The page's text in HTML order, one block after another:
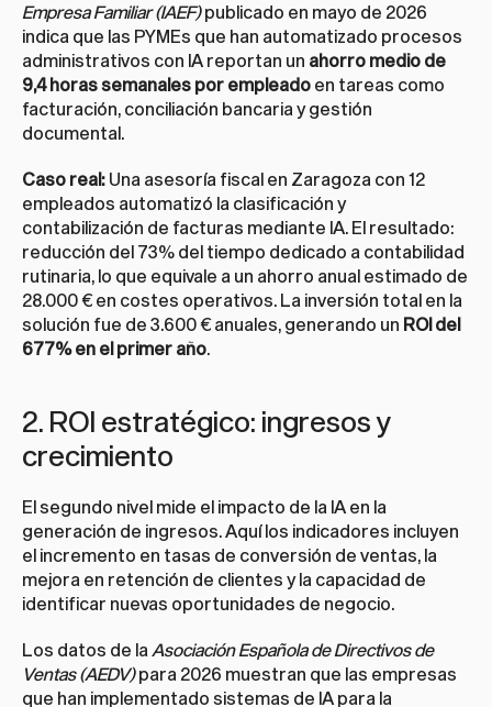
Empresa Familiar (IAEF) publicado en mayo de 2026
indica que las PYMEs que han automatizado procesos
administrativos con IA reportan un ahorro medio de
9,4 horas semanales por empleado en tareas como
facturación, conciliación bancaria y gestión
documental.
Caso real: Una asesoría fiscal en Zaragoza con 12
empleados automatizó la clasificación y
contabilización de facturas mediante IA. El resultado:
reducción del 73% del tiempo dedicado a contabilidad
rutinaria, lo que equivale a un ahorro anual estimado de
28.000 € en costes operativos. La inversión total en la
solución fue de 3.600 € anuales, generando un ROI del
677% en el primer año.
2. ROI estratégico: ingresos y
crecimiento
El segundo nivel mide el impacto de la IA en la
generación de ingresos. Aquí los indicadores incluyen
el incremento en tasas de conversión de ventas, la
mejora en retención de clientes y la capacidad de
identificar nuevas oportunidades de negocio.
Los datos de la Asociación Española de Directivos de
Ventas (AEDV) para 2026 muestran que las empresas
que han implementado sistemas de IA para la